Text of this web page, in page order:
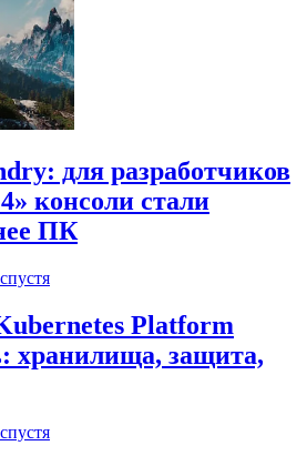
для разработчиков
консоли стали
ПК
Platform
хранилища, защита,